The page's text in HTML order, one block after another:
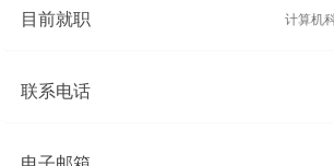
目前就职 计算机
联系电话